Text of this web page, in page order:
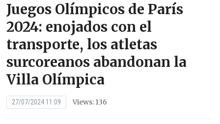
Juegos Olímpicos de París
2024: enojados con el
transporte, los atletas
surcoreanos abandonan la
Villa Olímpica
27/07/2024 11:09 Views: 136